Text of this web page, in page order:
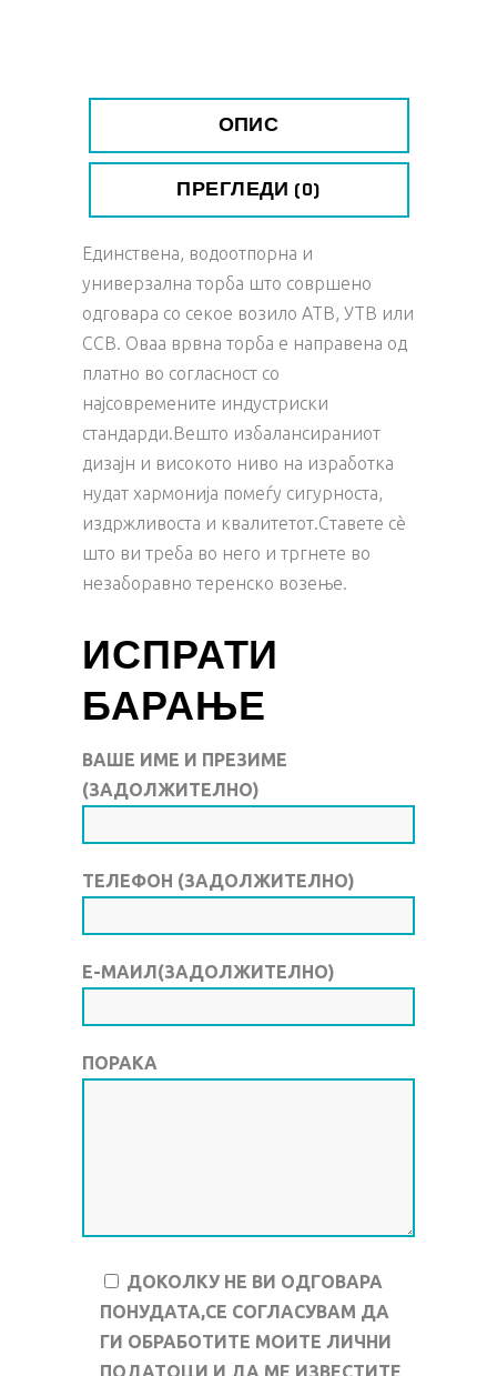
ОПИС
ПРЕГЛЕДИ (0)
Единствена, водоотпорна и
универзална торба што совршено
одговара со секое возило АТВ, УТВ или
ССВ. Оваа врвна торба е направена од
платно во согласност со
најсовремените индустриски
стандарди.Вешто избалансираниот
дизајн и високото ниво на изработка
нудат хармонија помеѓу сигурноста,
издржливоста и квалитетот.Ставете сè
што ви треба во него и тргнете во
незаборавно теренско возење.
ИСПРАТИ
БАРАЊЕ
ВАШЕ ИМЕ И ПРЕЗИМЕ
(ЗАДОЛЖИТЕЛНО)
ТЕЛЕФОН (ЗАДОЛЖИТЕЛНО)
Е-МАИЛ(ЗАДОЛЖИТЕЛНО)
ПОРАКА
ДОКОЛКУ НЕ ВИ ОДГОВАРА
ПОНУДАТА,СЕ СОГЛАСУВАМ ДА
ГИ ОБРАБОТИТЕ МОИТЕ ЛИЧНИ
ПОДАТОЦИ И ДА МЕ ИЗВЕСТИТЕ